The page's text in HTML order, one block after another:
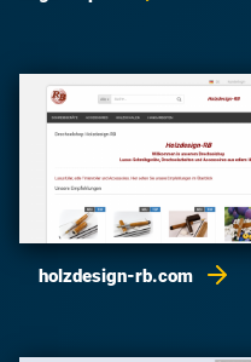
holzdesign-rb.com